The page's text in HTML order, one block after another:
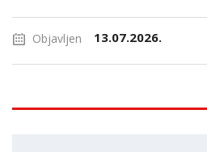
Objavljen 13.07.2026.